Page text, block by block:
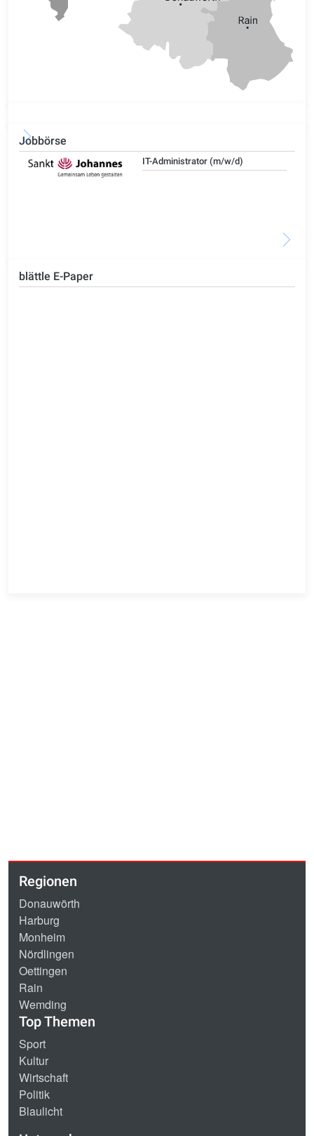
Jobbörse
IT-Administrator (m/w/d)
blättle E-Paper
Regionen
Donauwörth
Harburg
Monheim
Nördlingen
Oettingen
Rain
Wemding
Top Themen
Sport
Kultur
Wirtschaft
Politik
Blaulicht